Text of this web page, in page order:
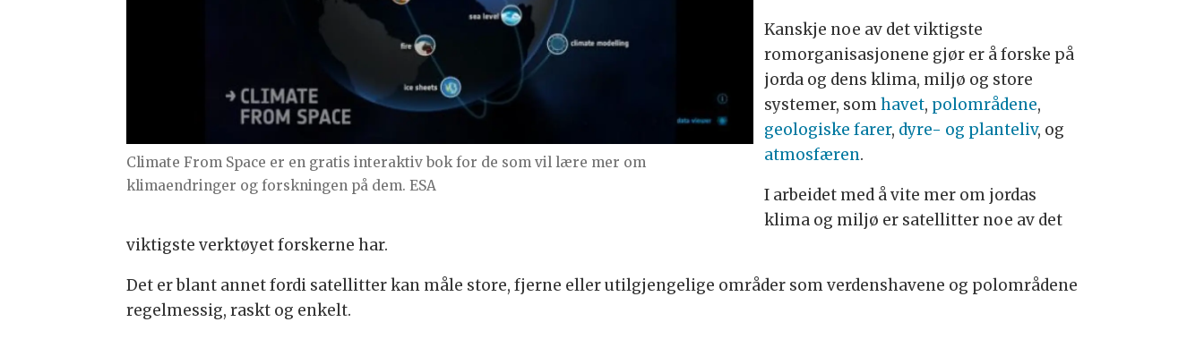
Climate From Space er en gratis interaktiv bok for de som vil lære mer om
klimaendringer og forskningen på dem. ESA
Kanskje noe av det viktigste
romorganisasjonene gjør er å forske på
jorda og dens klima, miljø og store
systemer, somhavet, polområdene,
geologiske farer, dyre- og planteliv, og
atmosfæren.
I arbeidet med å vite mer om jordas
klima og miljø er satellitter noe av det
viktigste verktøyet forskerne har.
Det er blant annet fordi satellitter kan måle store, fjerne eller utilgjengelige områder som verdenshavene og polområdene
regelmessig, raskt og enkelt.